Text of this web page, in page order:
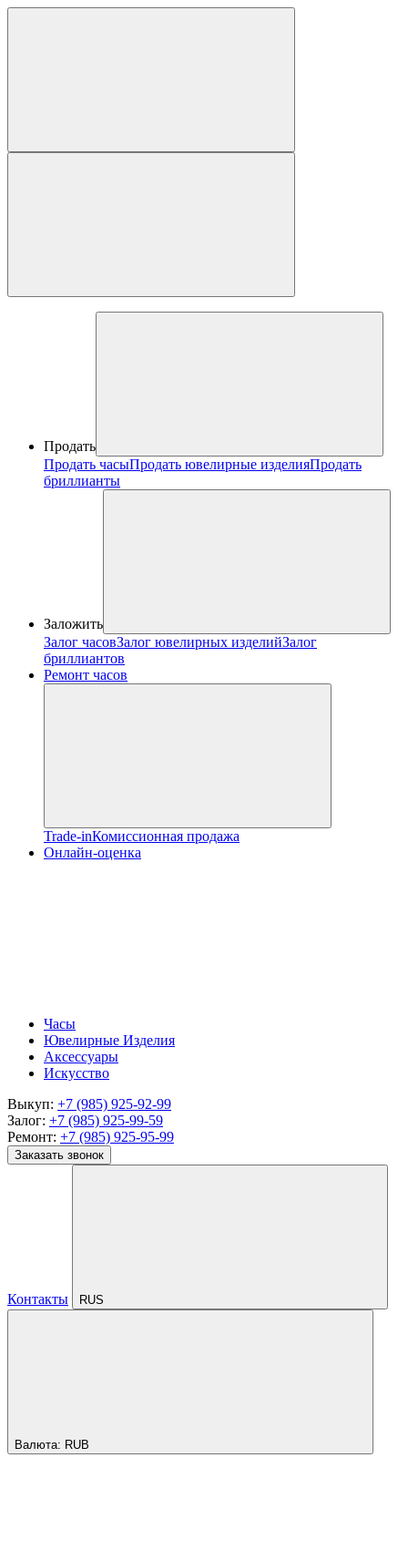
Продать
Продать часыПродать ювелирные изделияПродать
бриллианты
Заложить
Залог часовЗалог ювелирных изделийЗалог
бриллиантов
Ремонт часов
Trade-inКомиссионная продажа
Онлайн-оценка
Часы
Ювелирные Изделия
Аксессуары
Искусство
Выкуп: +7 (985) 925-92-99
Залог: +7 (985) 925-99-59
Ремонт: +7 (985) 925-95-99
Заказать звонок
Контакты RUS
Валюта: RUB